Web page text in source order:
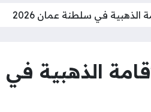
الذهبية في سلطنة عمان 2026
الذهبية في